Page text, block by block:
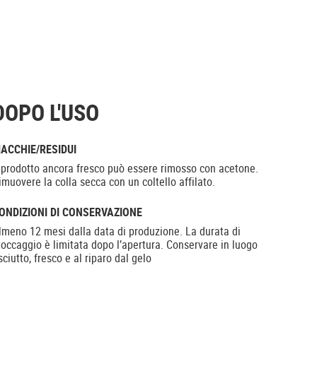
L'USO
RESIDUI
ancora fresco può essere rimosso con acetone.
la colla secca con un coltello affilato.
DI CONSERVAZIONE
12 mesi dalla data di produzione. La durata di
è limitata dopo l’apertura. Conservare in luogo
fresco e al riparo dal gelo